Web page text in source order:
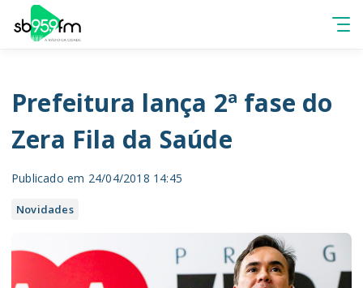
Prefeitura lança 2ª fase do
Zera Fila da Saúde
Publicado em 24/04/2018 14:45
Novidades